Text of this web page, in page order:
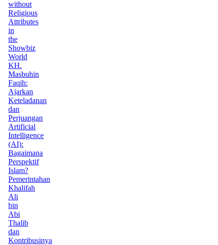
without
Religious
Attributes
in
the
Showbiz
World
KH.
Masbuhin
Faqih:
Ajarkan
Keteladanan
dan
Perjuangan
Artificial
Intelligence
(AI):
Bagaimana
Perspektif
Islam?
Pemerintahan
Khalifah
Ali
bin
Abi
Thalib
dan
Kontribusinya